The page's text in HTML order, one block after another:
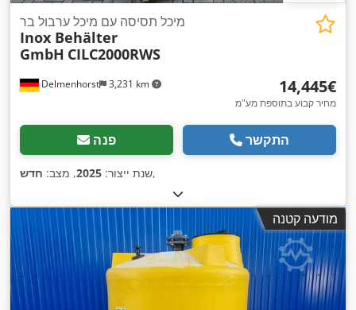
Delmenhorst 3,231 km
מיכל תסיסה עם מיכל ערבול בר
Inox Behälter
GmbH CILC2000RWS
‏14,445 ‏€
מחיר קבוע בתוספת מע"מ
פנה התקשר
שנת ייצור: 2025, מצב: חדש ,
מודעה קטנה